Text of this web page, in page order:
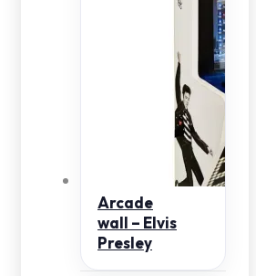
Arcade
wall – Elvis
Presley